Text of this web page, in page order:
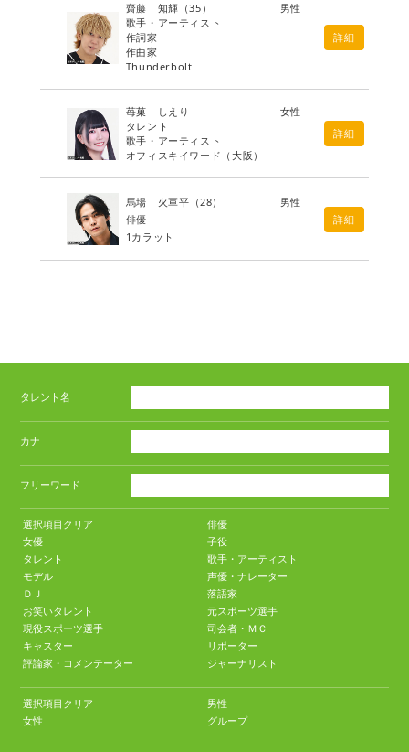
齋藤 知輝 （35）
男性
歌手・アーティスト
作詞家
作曲家
Thunderbolt
詳細
苺菓 しえり
女性
タレント
歌手・アーティスト
オフィスキイワード（大阪）
詳細
馬場 火軍平 （28）
男性
俳優
1カラット
詳細
タレント名
カナ
フリーワード
選択項目クリア
俳優
女優
子役
タレント
歌手・アーティスト
モデル
声優・ナレーター
ＤＪ
落語家
お笑いタレント
元スポーツ選手
現役スポーツ選手
司会者・ＭＣ
キャスター
リポーター
評論家・コメンテーター
ジャーナリスト
選択項目クリア
男性
女性
グループ